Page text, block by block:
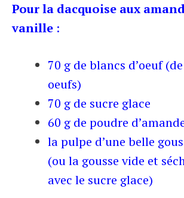
Pour la dacquoise aux
vanille :
70 g de blancs d’oeuf
oeufs)
70 g de sucre glace
60 g de poudre
la pulpe d’une belle
(ou la gousse vide et
avec le sucre glace)